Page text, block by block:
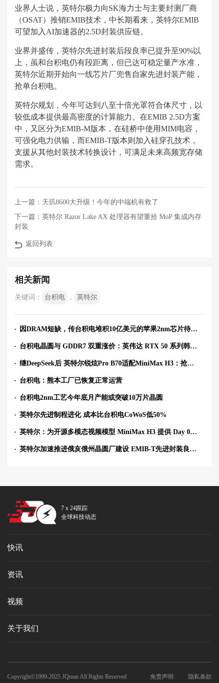
业界人士说，英特尔极力向SK海力士与主要封测厂商
（OSAT）推销EMIB技术，中长期看来，英特尔EMIB
可望加入AI加速器的2.5D封装供应链。
业界并盛传，英特尔先进封装后段良率已提升至90%以
上，虽和台积电仍有段距离，但已达可稳定量产水准，
英特尔近期开始向一线芯片厂兜售自家先进封装产能，
抢单台积电。
英特尔规划，今年可达到八至十倍光罩符合体尺寸，以
较低成本提供最高密度的计算能力。在EMIB 2.5D方案
中，又区分为EMIB-M版本，在硅桥中使用MIM电容，
可强化电力供输，而EMIB-T版本则加入硅穿孔技术，
支援从其他封装技术转换设计，可满足未来高频宽存储
需求。
上一篇： 天玑8600大升级！今年的中端机有救了
下一篇： 英特尔 Razor Lake AX 处理器有望重拾 MoP 集成内存
封装
返回列表
相关新闻
关键词： 台积电 ， 英特尔
因DRAM短缺，传台积电堆积10亿美元的苹果2nm芯片待封装
台积电晶圆与 GDDR7 双重涨价：英伟达 RTX 50 系列韩国最高涨价 30%，RTX 5090 最高涨至 730 万韩元
继DeepSeek后 英特尔锐炫Pro B70适配MiniMax H3：抢占AI视频商机
台积电：熊本工厂已恢复正常运营
台积电2nm工艺今年底月产能或突破10万片晶圆
英特尔先进制程进化 成本比台积电CoWoS低50%
英特尔：为开源多模态视频模型 MiniMax H3 提供 Day 0 支持，实现基于多卡 GPU 的部署方案
英特尔加速推进俄亥俄州晶圆厂建设 EMIB-T先进封装良率接近90%
7 x 24跟踪
全球科技动态
快讯
资讯
视频
关于我们
Copyright©1999-2025 JQman All Rights Reserved 免责声明 隐私条款